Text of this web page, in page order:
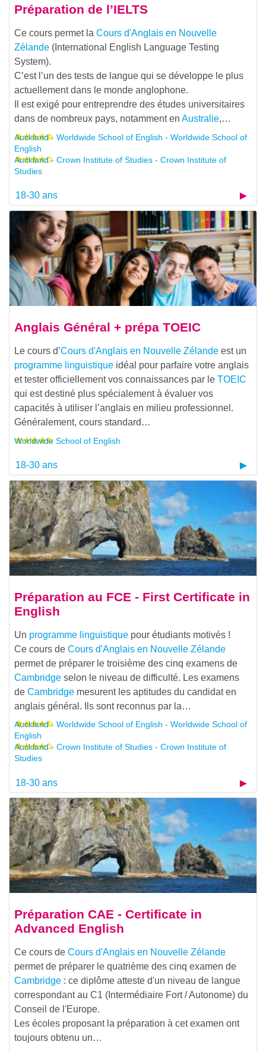
Préparation de l’IELTS
Ce cours permet la Cours d'Anglais en Nouvelle
Zélande (International English Language Testing
System).
C’est l’un des tests de langue qui se développe le plus
actuellement dans le monde anglophone.
Il est exigé pour entreprendre des études universitaires
dans de nombreux pays, notamment en Australie,…
Auckland - Worldwide School of English - Worldwide School of
English
Auckland - Crown Institute of Studies - Crown Institute of
Studies
18-30 ans
Anglais Général + prépa TOEIC
Le cours d’Cours d'Anglais en Nouvelle Zélande est un
programme linguistique idéal pour parfaire votre anglais
et tester officiellement vos connaissances par le TOEIC
qui est destiné plus spécialement à évaluer vos
capacités à utiliser l’anglais en milieu professionnel.
Généralement, cours standard…
Worldwide School of English
18-30 ans
Préparation au FCE - First Certificate in
English
Un programme linguistique pour étudiants motivés !
Ce cours de Cours d'Anglais en Nouvelle Zélande
permet de préparer le troisième des cinq examens de
Cambridge selon le niveau de difficulté. Les examens
de Cambridge mesurent les aptitudes du candidat en
anglais général. Ils sont reconnus par la…
Auckland - Worldwide School of English - Worldwide School of
English
Auckland - Crown Institute of Studies - Crown Institute of
Studies
18-30 ans
Préparation CAE - Certificate in
Advanced English
Ce cours de Cours d'Anglais en Nouvelle Zélande
permet de préparer le quatrième des cinq examen de
Cambridge : ce diplôme atteste d'un niveau de langue
correspondant au C1 (Intermédiaire Fort / Autonome) du
Conseil de l'Europe.
Les écoles proposant la préparation à cet examen ont
toujours obtenu un…